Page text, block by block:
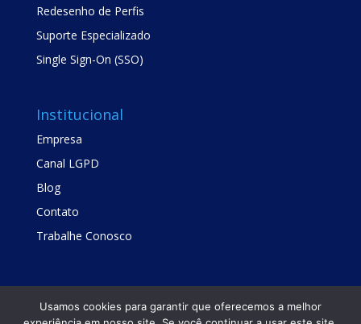
Redesenho de Perfis
Suporte Especializado
Single Sign-On (SSO)
Institucional
Empresa
Canal LGPD
Blog
Contato
Trabalhe Conosco
Usamos cookies para garantir que oferecemos a melhor